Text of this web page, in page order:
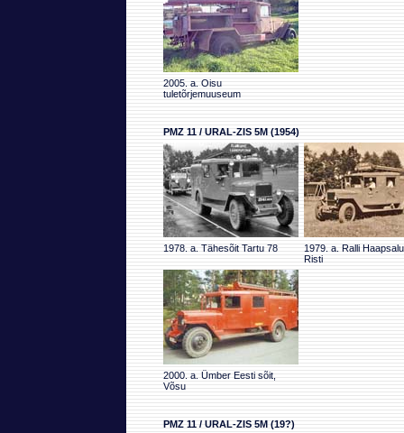
2005. a. Oisu
tuletõrjemuuseum
PMZ 11 / URAL-ZIS 5M (1954)
1978. a. Tähesõit Tartu 78
1979. a. Ralli
Risti
2000. a. Ümber Eesti sõit,
Võsu
PMZ 11 / URAL-ZIS 5M (19?)